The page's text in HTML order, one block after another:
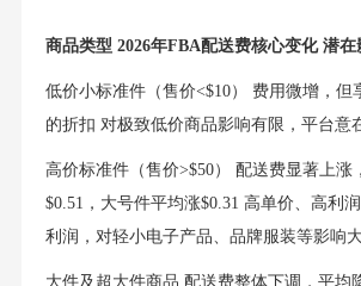
商品类型 2026年FBA配送费核心变化 潜在
低价小标准件（售价<$10） 费用微增，但
的折扣 对极致低价商品影响有限，平台意
高价标准件（售价>$50） 配送费显著上涨
$0.51，大号件平均涨$0.31 高单价、高利
利润，对轻小电子产品、品牌服装等影响大
大件及超大件商品 配送费整体下调，平均